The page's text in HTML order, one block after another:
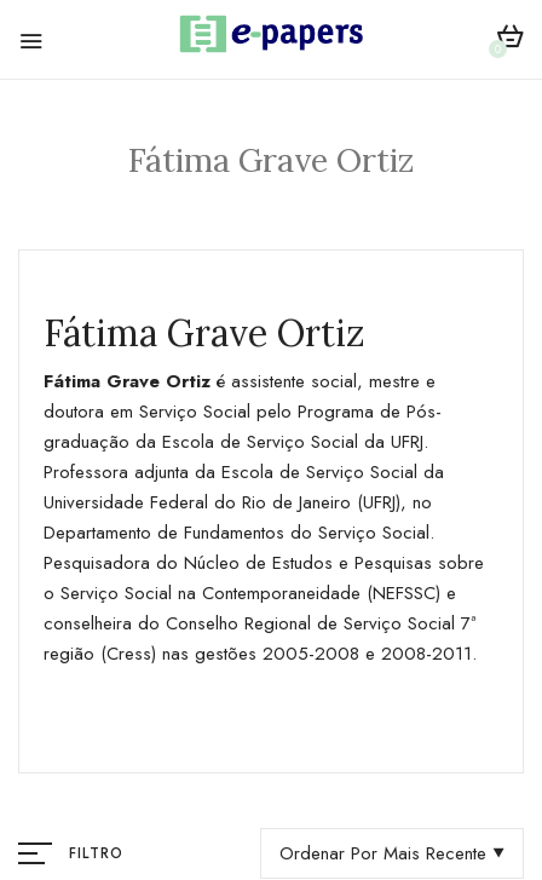
0
Fátima Grave Ortiz
Fátima Grave Ortiz
Fátima Grave Ortiz é assistente social, mestre e
doutora em Serviço Social pelo Programa de Pós-
graduação da Escola de Serviço Social da UFRJ.
Professora ­adjunta da Escola de Serviço Social da
Universidade Federal do Rio de Janeiro (UFRJ), no
Departamento de Fundamentos do Serviço Social.
Pesquisadora do Núcleo de Estudos e Pesquisas sobre
o Serviço Social na Contemporaneidade (NEFSSC) e
conselheira do Conselho Regional de Serviço Social 7ª
região (Cress) nas gestões 2005-2008 e 2008-2011.
FILTRO Ordenar Por Mais Recente